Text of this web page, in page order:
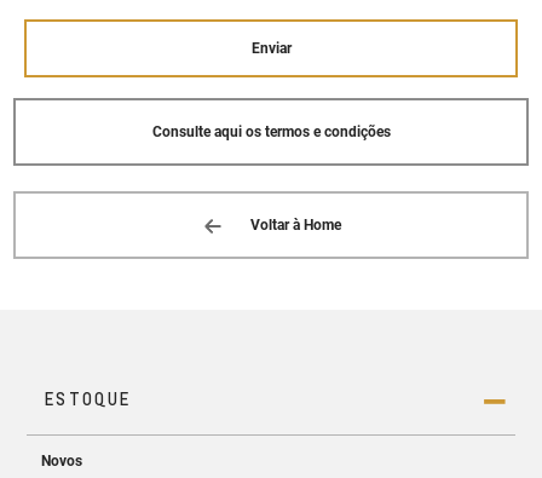
Enviar
Consulte aqui os termos e condições
Voltar à Home